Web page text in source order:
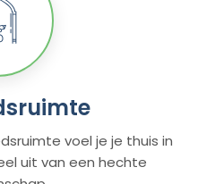
voel je je thuis in
uit van een hechte